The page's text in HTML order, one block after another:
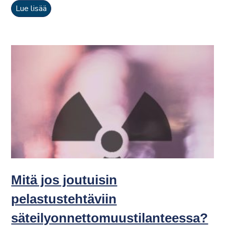
Lue lisää
Mitä jos joutuisin
pelastustehtäviin
säteilyonnettomuustilanteessa?